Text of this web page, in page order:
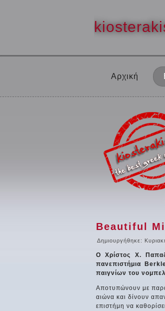
Αρχική
Beautiful
Δημιουργήθηκε:
O Χρίστος Χ.
πανεπιστήμια
παιγνίων του
Αποτυπώνουν με
αιώνα και δίνουν
επιστήμη να